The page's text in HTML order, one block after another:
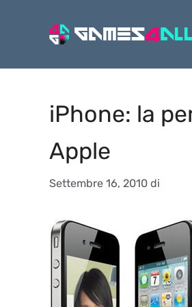
iPhone: la
Apple
Settembre 16, 2010 di